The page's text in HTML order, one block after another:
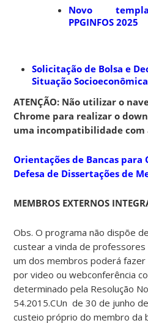
Novo
PPGINFOS 2025
Solicitação de Bolsa e
Situação Socioeconômica
ATENÇÃO: Não utilizar o
Chrome para realizar o
uma incompatibilidade com
Orientações de Bancas para
Defesa de Dissertações de
MEMBROS EXTERNOS
Obs. O programa não dispõe
custear a vinda de
um dos membros poderá fazer
por video ou webconferência
determinado pela Resolução
54.2015.CUn de 30 de junho
custeio próprio do membro da